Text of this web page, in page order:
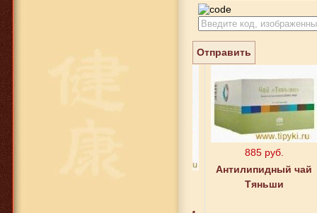
Отправить
885 руб.
Антилипидный чай
Тяньши